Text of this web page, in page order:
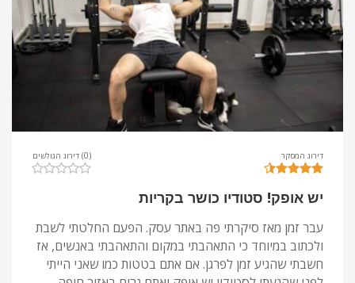
דירוג המסקר (0) דירוג הגולשים
יש אופק! סטודיו כושר בקריות
עבר זמן מאז סיקרתי פה באתר עסק. הפעם החלטתי לשבת
ולכתוב במיוחד כי התאהבתי במקום והתאהבתי באנשים, אז
חשבתי שהגיע זמן לפרגן. אם אתם בטטות כמו שאני הייתי